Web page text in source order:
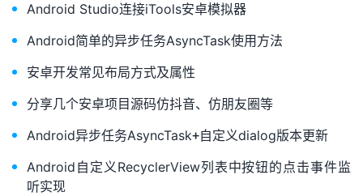
Android Studio连接iTools安卓模拟器
Android简单的异步任务AsyncTask使用方法
安卓开发常见布局方式及属性
分享几个安卓项目源码仿抖音、仿朋友圈等
Android异步任务AsyncTask+自定义dialog版本更新
Android自定义RecyclerView列表中按钮的点击事件监
听实现